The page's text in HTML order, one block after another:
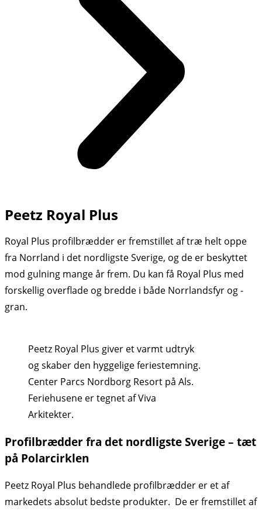
Peetz Royal Plus
Royal Plus profilbrædder er fremstillet af træ helt oppe
fra Norrland i det nordligste Sverige, og de er beskyttet
mod gulning mange år frem. Du kan få Royal Plus med
forskellig overflade og bredde i både Norrlandsfyr og -
gran.
Peetz Royal Plus giver et varmt udtryk
og skaber den hyggelige feriestemning.
Center Parcs Nordborg Resort på Als.
Feriehusene er tegnet af Viva
Arkitekter.
Profilbrædder fra det nordligste Sverige – tæt
på Polarcirklen
Peetz Royal Plus behandlede profilbrædder er et af
markedets absolut bedste produkter. De er fremstillet af